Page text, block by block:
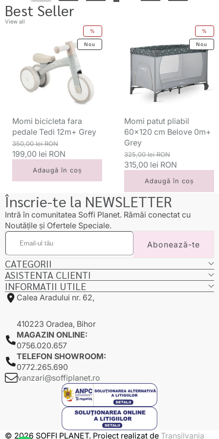
Best Seller
View all
pedale
Tedi
12m+
Grey
%
Nou
Momi bicicleta fara
pedale Tedi 12m+ Grey
Preț
standard
350,00 lei RON
redus
199,00 lei RON
Adaugă în coș
pliabil
60x120
Belove
0m+
%
Nou
Momi patut pliabil
60x120 cm Belove 0m+
Grey
Preț
standard
325,00 lei RON
redus
315,00 lei RON
Adaugă în coș
Înscrie-te la NEWSLETTER
Intră în comunitatea Soffi Planet. Rămâi conectat cu
Noutățile și Ofertele Speciale.
Email-
tău
Abonează-te
CATEGORII
ASISTENTA CLIENTI
INFORMATII UTILE
Calea Aradului nr. 62,
410223 Oradea, Bihor
MAGAZIN ONLINE:
0756.020.657
TELEFON SHOWROOM:
0772.265.690
vanzari@soffiplanet.ro
© 2026 SOFFI PLANET. Proiect realizat de Transilvania